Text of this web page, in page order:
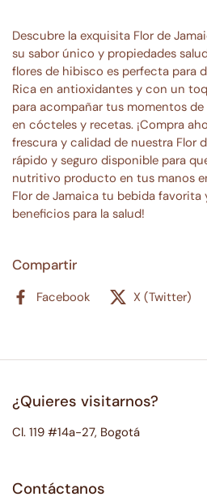
Descubre la exquisita Flor de
su sabor único y propiedades
flores de hibisco es perfecta para
Rica en antioxidantes y con un
para acompañar tus momentos
en cócteles y recetas. ¡Compra
frescura y calidad de nuestra Flor
rápido y seguro disponible para
nutritivo producto en tus manos
Flor de Jamaica tu bebida favorita
beneficios para la salud!
Compartir
Facebook X (Twitter)
¿Quieres visitarnos?
Cl. 119 #14a-27, Bogotá
Contáctanos